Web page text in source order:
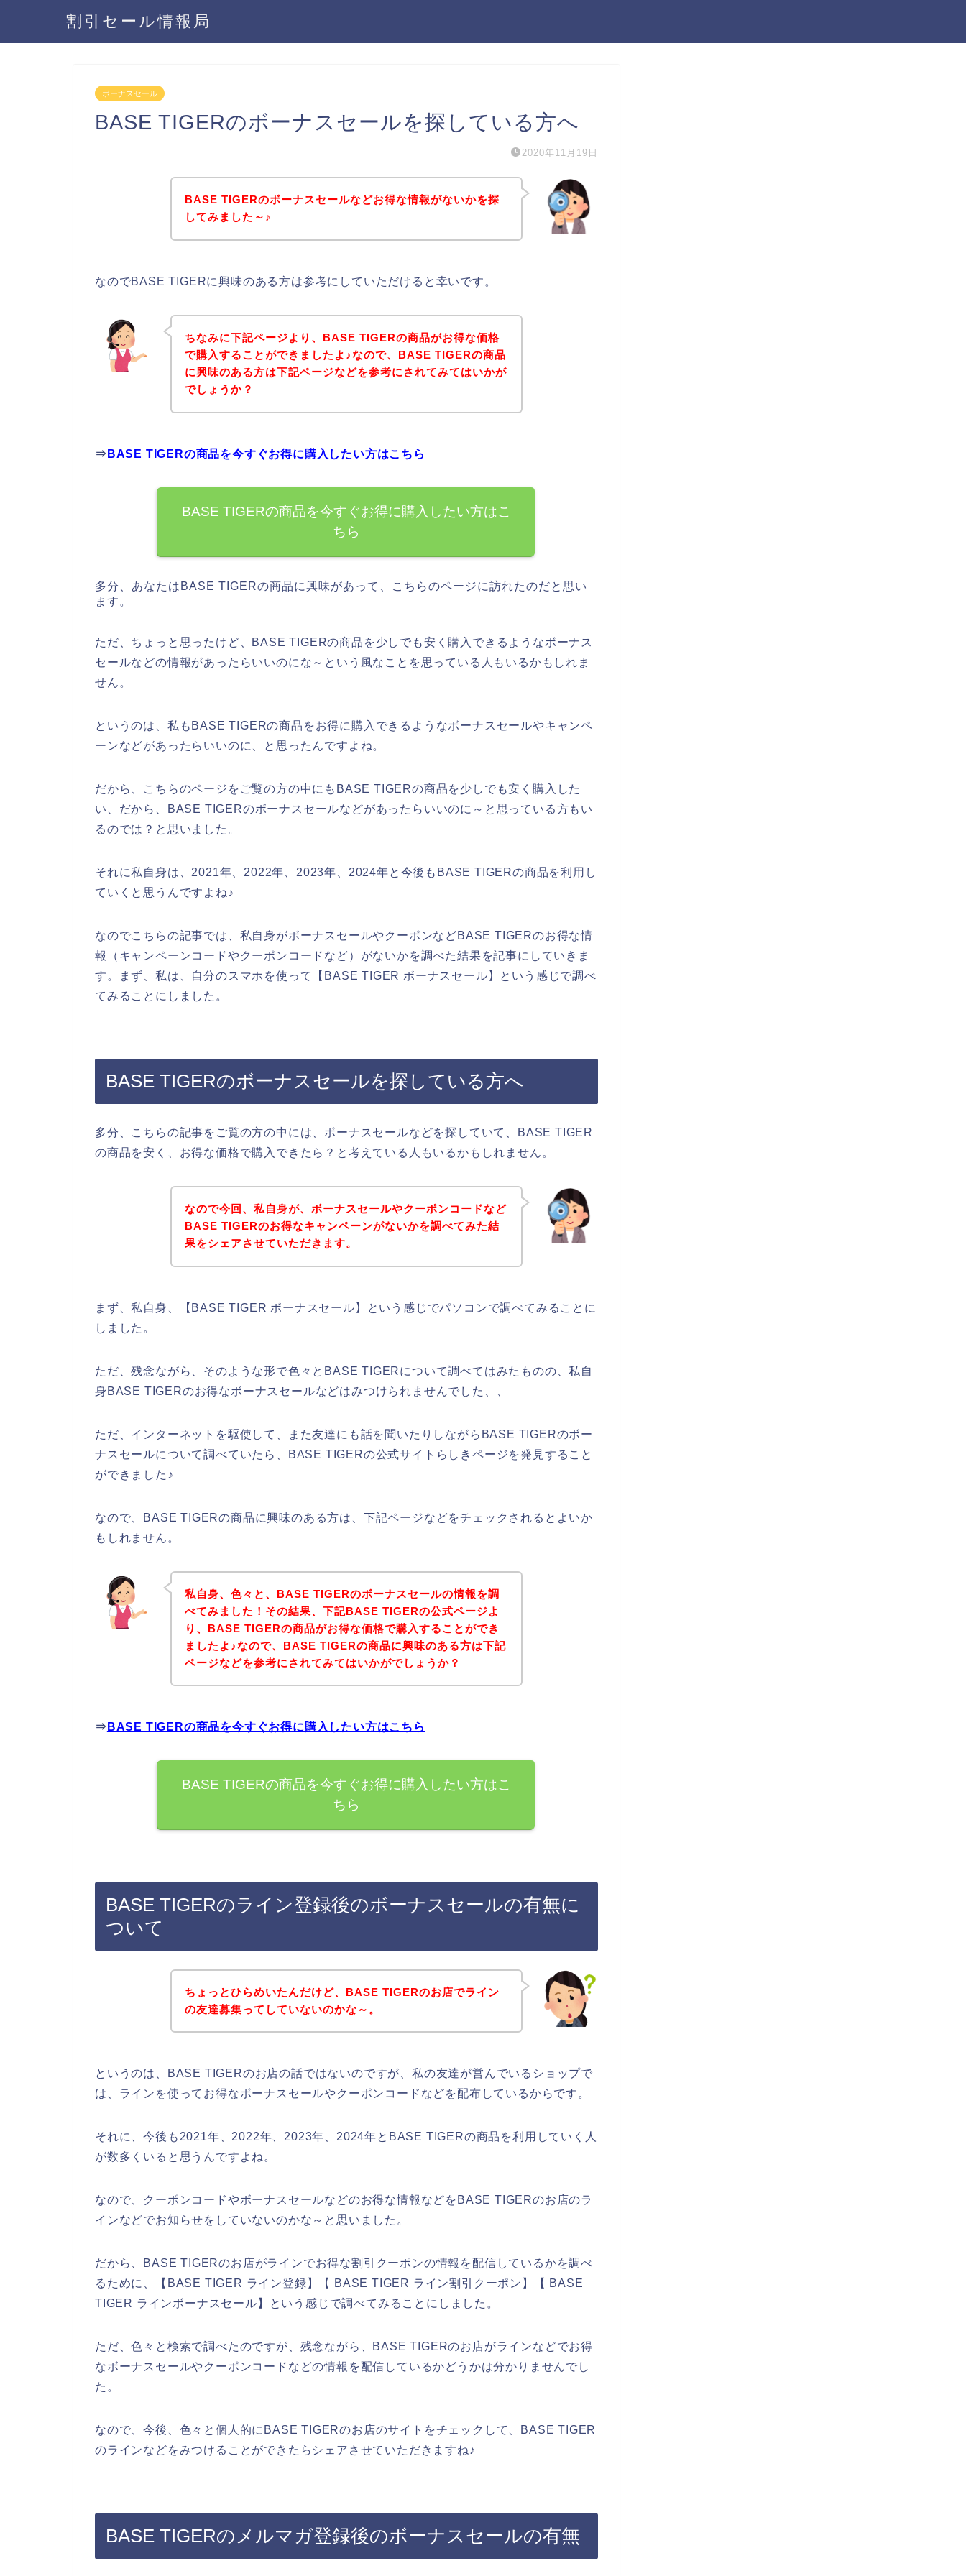
割引セール情報局
ボーナスセール
BASE TIGERのボーナスセールを探している方へ
2020年11月19日
BASE TIGERのボーナスセールなどお得な情報がないかを探
してみました～♪
なのでBASE TIGERに興味のある方は参考にしていただけると幸いです。
ちなみに下記ページより、BASE TIGERの商品がお得な価格
で購入することができましたよ♪なので、BASE TIGERの商品
に興味のある方は下記ページなどを参考にされてみてはいかが
でしょうか？
⇒ BASE TIGERの商品を今すぐお得に購入したい方はこちら
BASE TIGERの商品を今すぐお得に購入したい方はこ
ちら
多分、あなたはBASE TIGERの商品に興味があって、こちらのページに訪れたのだと思い
ます。
ただ、ちょっと思ったけど、BASE TIGERの商品を少しでも安く購入できるようなボーナス
セールなどの情報があったらいいのにな～という風なことを思っている人もいるかもしれま
せん。
というのは、私もBASE TIGERの商品をお得に購入できるようなボーナスセールやキャンペ
ーンなどがあったらいいのに、と思ったんですよね。
だから、こちらのページをご覧の方の中にもBASE TIGERの商品を少しでも安く購入した
い、だから、BASE TIGERのボーナスセールなどがあったらいいのに～と思っている方もい
るのでは？と思いました。
それに私自身は、2021年、2022年、2023年、2024年と今後もBASE TIGERの商品を利用し
ていくと思うんですよね♪
なのでこちらの記事では、私自身がボーナスセールやクーポンなどBASE TIGERのお得な情
報（キャンペーンコードやクーポンコードなど）がないかを調べた結果を記事にしていきま
す。まず、私は、自分のスマホを使って【BASE TIGER ボーナスセール】という感じで調べ
てみることにしました。
BASE TIGERのボーナスセールを探している方へ
多分、こちらの記事をご覧の方の中には、ボーナスセールなどを探していて、BASE TIGER
の商品を安く、お得な価格で購入できたら？と考えている人もいるかもしれません。
なので今回、私自身が、ボーナスセールやクーポンコードなど
BASE TIGERのお得なキャンペーンがないかを調べてみた結
果をシェアさせていただきます。
まず、私自身、【BASE TIGER ボーナスセール】という感じでパソコンで調べてみることに
しました。
ただ、残念ながら、そのような形で色々とBASE TIGERについて調べてはみたものの、私自
身BASE TIGERのお得なボーナスセールなどはみつけられませんでした、、
ただ、インターネットを駆使して、また友達にも話を聞いたりしながらBASE TIGERのボー
ナスセールについて調べていたら、BASE TIGERの公式サイトらしきページを発見すること
ができました♪
なので、BASE TIGERの商品に興味のある方は、下記ページなどをチェックされるとよいか
もしれません。
私自身、色々と、BASE TIGERのボーナスセールの情報を調
べてみました！その結果、下記BASE TIGERの公式ページよ
り、BASE TIGERの商品がお得な価格で購入することができ
ましたよ♪なので、BASE TIGERの商品に興味のある方は下記
ページなどを参考にされてみてはいかがでしょうか？
⇒ BASE TIGERの商品を今すぐお得に購入したい方はこちら
BASE TIGERの商品を今すぐお得に購入したい方はこ
ちら
BASE TIGERのライン登録後のボーナスセールの有無に
ついて
ちょっとひらめいたんだけど、BASE TIGERのお店でライン
の友達募集ってしていないのかな～。
というのは、BASE TIGERのお店の話ではないのですが、私の友達が営んでいるショップで
は、ラインを使ってお得なボーナスセールやクーポンコードなどを配布しているからです。
それに、今後も2021年、2022年、2023年、2024年とBASE TIGERの商品を利用していく人
が数多くいると思うんですよね。
なので、クーポンコードやボーナスセールなどのお得な情報などをBASE TIGERのお店のラ
インなどでお知らせをしていないのかな～と思いました。
だから、BASE TIGERのお店がラインでお得な割引クーポンの情報を配信しているかを調べ
るために、【BASE TIGER ライン登録】【 BASE TIGER ライン割引クーポン】【 BASE
TIGER ラインボーナスセール】という感じで調べてみることにしました。
ただ、色々と検索で調べたのですが、残念ながら、BASE TIGERのお店がラインなどでお得
なボーナスセールやクーポンコードなどの情報を配信しているかどうかは分かりませんでし
た。
なので、今後、色々と個人的にBASE TIGERのお店のサイトをチェックして、BASE TIGER
のラインなどをみつけることができたらシェアさせていただきますね♪
BASE TIGERのメルマガ登録後のボーナスセールの有無